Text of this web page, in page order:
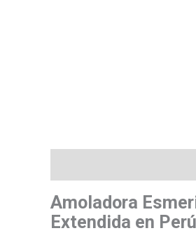
Amoladora
Extendida en Perú